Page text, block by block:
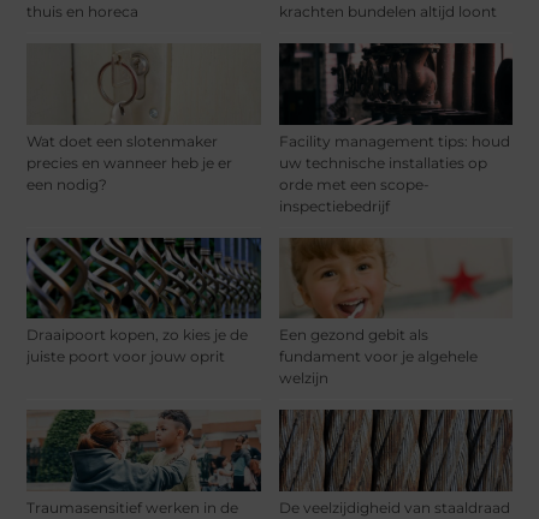
thuis en horeca
krachten bundelen altijd loont
Wat doet een slotenmaker
precies en wanneer heb je er
een nodig?
Facility management tips: houd
uw technische installaties op
orde met een scope-
inspectiebedrijf
Draaipoort kopen, zo kies je de
juiste poort voor jouw oprit
Een gezond gebit als
fundament voor je algehele
welzijn
Traumasensitief werken in de
De veelzijdigheid van staaldraad